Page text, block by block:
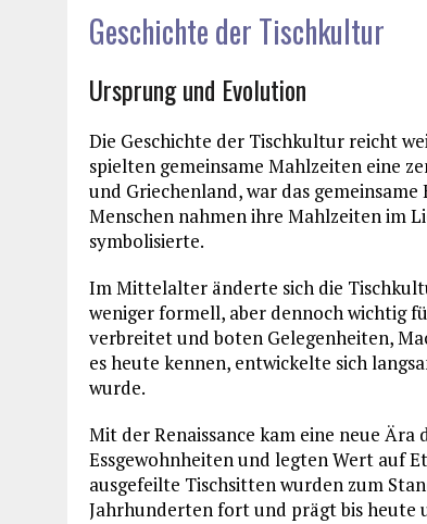
Geschichte der Tischkultur
Ursprung und Evolution
Die Geschichte der Tischkultur reicht
spielten gemeinsame Mahlzeiten eine
und Griechenland, war das
Menschen nahmen ihre Mahlzeiten im
symbolisierte.
Im Mittelalter änderte sich die
weniger formell, aber dennoch wichtig
verbreitet und boten Gelegenheiten,
es heute kennen, entwickelte sich
wurde.
Mit der Renaissance kam eine neue
Essgewohnheiten und legten Wert auf
ausgefeilte Tischsitten wurden zum
Jahrhunderten fort und prägt bis heute